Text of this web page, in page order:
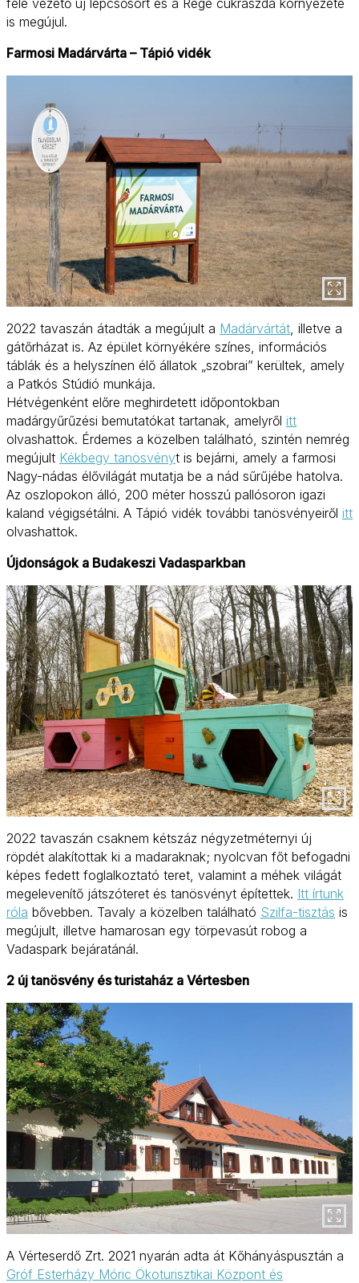
is megújul.
Farmosi Madárvárta – Tápió vidék
2022 tavaszán átadták a megújult a Madárvártát, illetve a
gátőrházat is. Az épület környékére színes, információs
táblák és a helyszínen élő állatok „szobrai” kerültek, amely
a Patkós Stúdió munkája.
Hétvégenként előre meghirdetett időpontokban
madárgyűrűzési bemutatókat tartanak, amelyről itt
olvashattok. Érdemes a közelben található, szintén nemrég
megújult Kékbegy tanösvényt is bejárni, amely a farmosi
Nagy-nádas élővilágát mutatja be a nád sűrűjébe hatolva.
Az oszlopokon álló, 200 méter hosszú pallósoron igazi
kaland végigsétálni. A Tápió vidék további tanösvényeiről itt
olvashattok.
Újdonságok a Budakeszi Vadasparkban
2022 tavaszán csaknem kétszáz négyzetméternyi új
röpdét alakítottak ki a madaraknak; nyolcvan főt befogadni
képes fedett foglalkoztató teret, valamint a méhek világát
megelevenítő játszóteret és tanösvényt építettek. Itt írtunk
róla bővebben. Tavaly a közelben található Szilfa-tisztás is
megújult, illetve hamarosan egy törpevasút robog a
Vadaspark bejáratánál.
2 új tanösvény és turistaház a Vértesben
A Vérteserdő Zrt. 2021 nyarán adta át Kőhányáspusztán a
Gróf Esterházy Móric Ökoturisztikai Központ és